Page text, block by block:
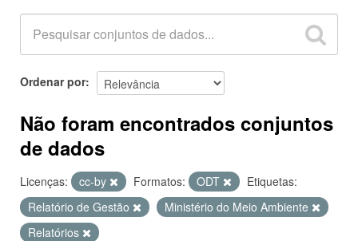
Ordenar por
Não foram encontrados conjuntos
de dados
Licenças: cc-by Formatos: ODT
Etiquetas:
Relatório de Gestão
Ministério do Meio Ambiente
Relatórios